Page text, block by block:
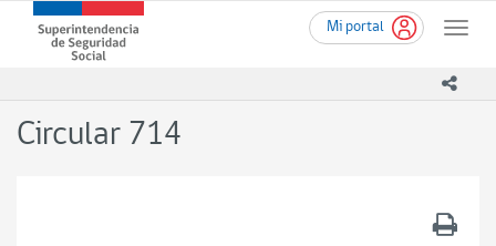
contenido
Mi portal
Toggle
Superintendencia
de
-
Circular 714